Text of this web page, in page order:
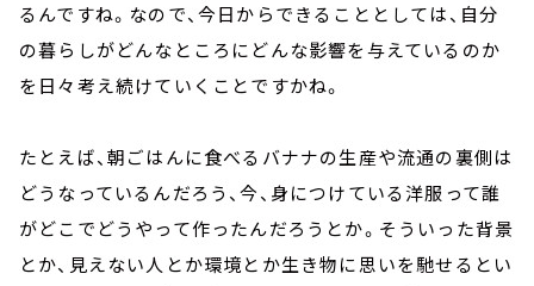
るんですね。なので、今日からできることとしては、自分
の暮らしがどんなところにどんな影響を与えているのか
を日々考え続けていくことですかね。
たとえば、朝ごはんに食べるバナナの生産や流通の裏側は
どうなっているんだろう、今、身につけている洋服って誰
がどこでどうやって作ったんだろうとか。そういった背景
とか、見えない人とか環境とか生き物に思いを馳せるとい